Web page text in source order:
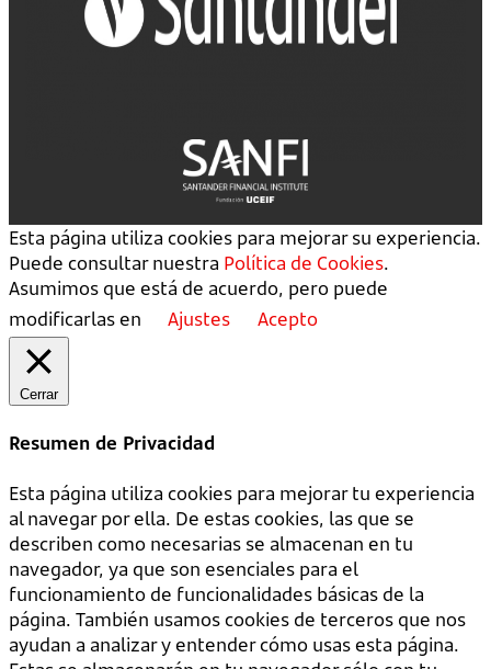
Esta página utiliza cookies para mejorar su experiencia.
Puede consultar nuestra Política de Cookies.
Asumimos que está de acuerdo, pero puede
modificarlas en
Ajustes Acepto
Cerrar
Resumen de Privacidad
Esta página utiliza cookies para mejorar tu experiencia
al navegar por ella. De estas cookies, las que se
describen como necesarias se almacenan en tu
navegador, ya que son esenciales para el
funcionamiento de funcionalidades básicas de la
página. También usamos cookies de terceros que nos
ayudan a analizar y entender cómo usas esta página.